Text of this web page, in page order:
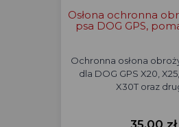
Osłona ochronna
psa DOG GPS,
Ochronna osłona
dla DOG GPS X20,
X30T oraz